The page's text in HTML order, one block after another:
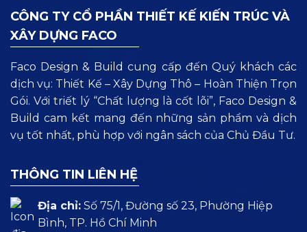
CÔNG TY CỔ PHẦN THIẾT KẾ KIẾN TRÚC VÀ
XÂY DỰNG FACO
Faco Design & Build cung cấp đến Quý khách các
dịch vụ: Thiết Kế – Xây Dựng Thô – Hoàn Thiện Trọn
Gói. Với triết lý “Chất lượng là cốt lõi”, Faco Design &
Build cam kết mang đến những sản phẩm và dịch
vụ tốt nhất, phù hợp với ngân sách của Chủ Đầu Tư.
THÔNG TIN LIÊN HỆ
Địa chỉ: Số 75/1, Đường số 23, Phường Hiệp
Bình, TP. Hồ Chí Minh